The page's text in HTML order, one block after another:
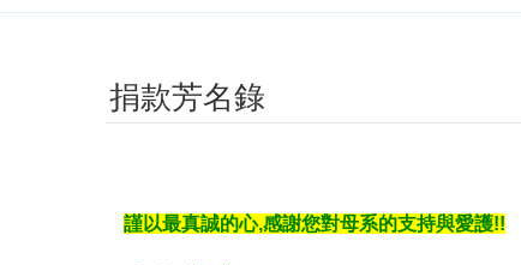
捐款芳名錄
謹以最真誠的心,感謝您對母系的支持與愛護!!